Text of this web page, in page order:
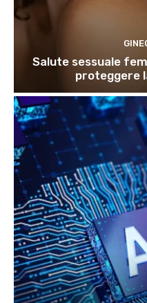
Salute sessuale
proteggere